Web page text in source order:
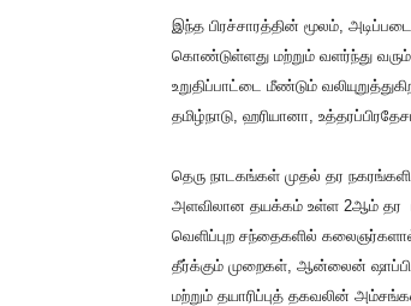
இந்த பிரச்சாரத்தின் மூலம்,
கொண்டுள்ளது மற்றும் வளர்ந்து
உறுதிப்பாட்டை மீண்டும்
தமிழ்நாடு, ஹரியானா,
தெரு நாடகங்கள் முதல் தர
அளவிலான தயக்கம் உள்ள 2ஆம் தர
வெளிப்புற சந்தைகளில்
தீர்க்கும் முறைகள், ஆன்லைன்
மற்றும் தயாரிப்புத் தகவலின்